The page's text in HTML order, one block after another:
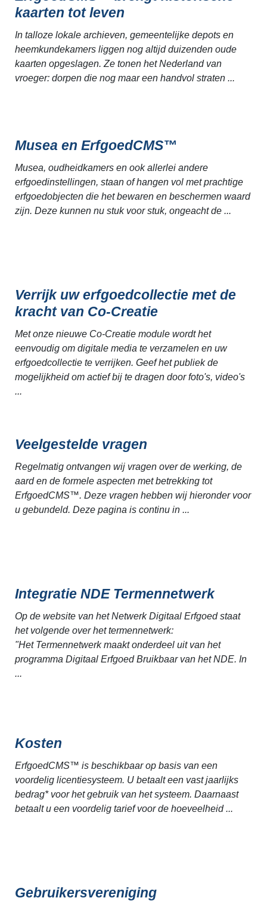
kaarten tot leven
In talloze lokale archieven, gemeentelijke depots en
heemkundekamers liggen nog altijd duizenden oude
kaarten opgeslagen. Ze tonen het Nederland van
vroeger: dorpen die nog maar een handvol straten ...
Musea en ErfgoedCMS™
Musea, oudheidkamers en ook allerlei andere
erfgoedinstellingen, staan of hangen vol met prachtige
erfgoedobjecten die het bewaren en beschermen waard
zijn. Deze kunnen nu stuk voor stuk, ongeacht de ...
Verrijk uw erfgoedcollectie met de
kracht van Co-Creatie
Met onze nieuwe Co-Creatie module wordt het
eenvoudig om digitale media te verzamelen en uw
erfgoedcollectie te verrijken. Geef het publiek de
mogelijkheid om actief bij te dragen door foto's, video's
...
Veelgestelde vragen
Regelmatig ontvangen wij vragen over de werking, de
aard en de formele aspecten met betrekking tot
ErfgoedCMS™. Deze vragen hebben wij hieronder voor
u gebundeld. Deze pagina is continu in ...
Integratie NDE Termennetwerk
Op de website van het Netwerk Digitaal Erfgoed staat
het volgende over het termennetwerk:
"Het Termennetwerk maakt onderdeel uit van het
programma Digitaal Erfgoed Bruikbaar van het NDE. In
...
Kosten
ErfgoedCMS™ is beschikbaar op basis van een
voordelig licentiesysteem. U betaalt een vast jaarlijks
bedrag* voor het gebruik van het systeem. Daarnaast
betaalt u een voordelig tarief voor de hoeveelheid ...
Gebruikersvereniging